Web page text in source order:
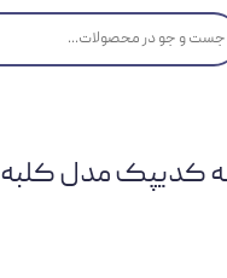
کدیپک مدل کلبه